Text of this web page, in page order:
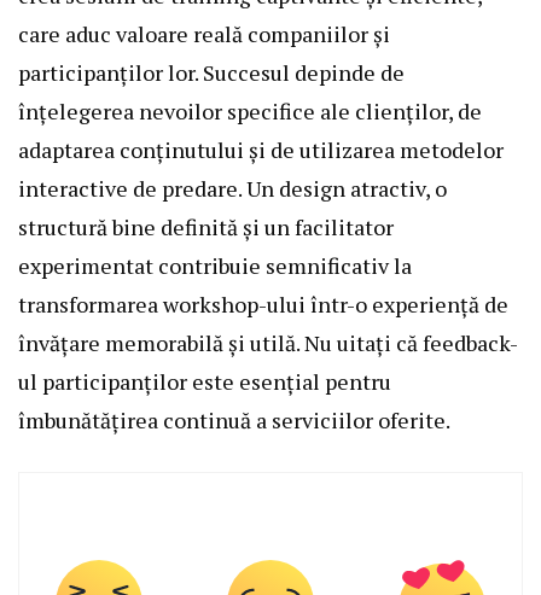
care aduc valoare reală companiilor și
participanților lor. Succesul depinde de
înțelegerea nevoilor specifice ale clienților, de
adaptarea conținutului și de utilizarea metodelor
interactive de predare. Un design atractiv, o
structură bine definită și un facilitator
experimentat contribuie semnificativ la
transformarea workshop-ului într-o experiență de
învățare memorabilă și utilă. Nu uitați că feedback-
ul participanților este esențial pentru
îmbunătățirea continuă a serviciilor oferite.